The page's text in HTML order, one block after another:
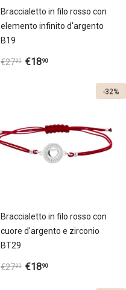
Braccialetto in filo rosso con
elemento infinito d'argento
B19
€2790 €1890
Braccialetto in filo rosso con
cuore d'argento e zirconio
BT29
€2790 €1890
-32%